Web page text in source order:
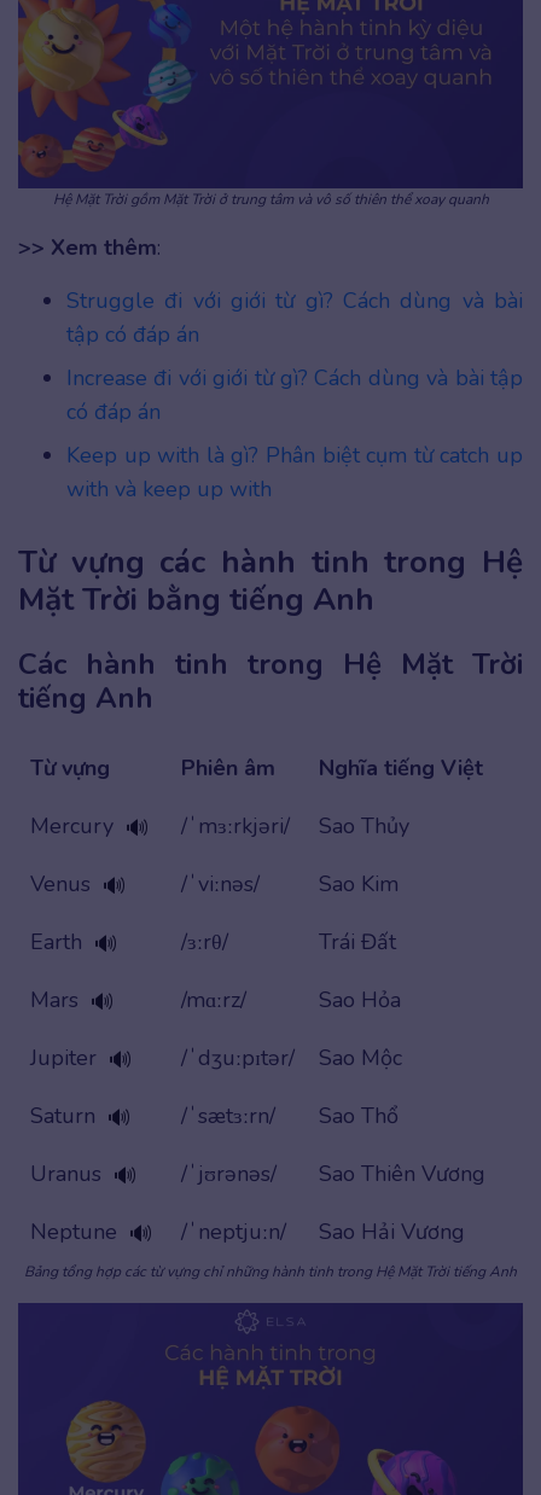
Hệ Mặt Trời gồm Mặt Trời ở trung tâm và vô số thiên thể xoay quanh
>> Xem thêm:
Struggle đi với giới từ gì? Cách dùng và bài
tập có đáp án
Increase đi với giới từ gì? Cách dùng và bài tập
có đáp án
Keep up with là gì? Phân biệt cụm từ catch up
with và keep up with
Từ vựng các hành tinh trong Hệ
Mặt Trời bằng tiếng Anh
Các hành tinh trong Hệ Mặt Trời
tiếng Anh
Từ vựng Phiên âm
Nghĩa tiếng Việt
Mercury 🔊 /ˈmɜːrkjəri/
Sao Thủy
Venus 🔊 /ˈviːnəs/
Sao Kim
Earth 🔊 /ɜːrθ/
Trái Đất
Mars 🔊 /mɑːrz/
Sao Hỏa
Jupiter 🔊 /ˈdʒuːpɪtər/
Sao Mộc
Saturn 🔊 /ˈsætɜːrn/
Sao Thổ
Uranus 🔊 /ˈjʊrənəs/
Sao Thiên Vương
Neptune 🔊 /ˈneptjuːn/ Sao Hải Vương
Bảng tổng hợp các từ vựng chỉ những hành tinh trong Hệ Mặt Trời tiếng Anh